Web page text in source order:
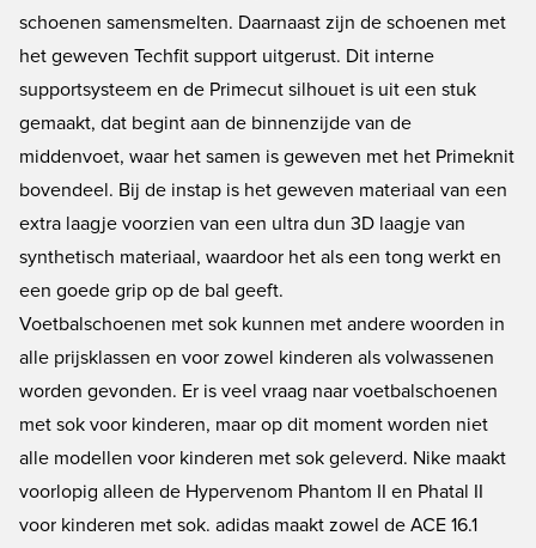
schoenen samensmelten. Daarnaast zijn de schoenen met
het geweven Techfit support uitgerust. Dit interne
supportsysteem en de Primecut silhouet is uit een stuk
gemaakt, dat begint aan de binnenzijde van de
middenvoet, waar het samen is geweven met het Primeknit
bovendeel. Bij de instap is het geweven materiaal van een
extra laagje voorzien van een ultra dun 3D laagje van
synthetisch materiaal, waardoor het als een tong werkt en
een goede grip op de bal geeft.
Voetbalschoenen met sok kunnen met andere woorden in
alle prijsklassen en voor zowel kinderen als volwassenen
worden gevonden. Er is veel vraag naar voetbalschoenen
met sok voor kinderen, maar op dit moment worden niet
alle modellen voor kinderen met sok geleverd. Nike maakt
voorlopig alleen de Hypervenom Phantom II en Phatal II
voor kinderen met sok. adidas maakt zowel de ACE 16.1